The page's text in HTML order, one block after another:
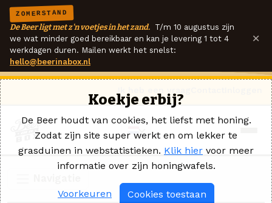
ZOMERSTAND
De Beer ligt met z'n voetjes in het zand. T/m 10 augustus zijn
we wat minder goed bereikbaar en kan je levering 1 tot 4
werkdagen duren. Mailen werkt het snelst:
hello@beerinabox.nl
×
Koekje erbij?
De Beer houdt van cookies, het liefst met honing.
Zodat zijn site super werkt en om lekker te
grasduinen in webstatistieken. Klik hier voor meer
informatie over zijn honingwafels.
Voorkeuren Cookies toestaan